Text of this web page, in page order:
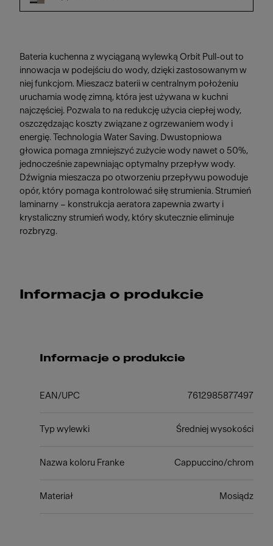
Bateria kuchenna z wyciąganą wylewką Orbit Pull-out to
innowacja w podejściu do wody, dzięki zastosowanym w
niej funkcjom. Mieszacz baterii w centralnym położeniu
uruchamia wodę zimną, która jest używana w kuchni
najczęściej. Pozwala to na redukcję użycia ciepłej wody,
oszczędzając koszty związane z ogrzewaniem wody i
energię. Technologia Water Saving. Dwustopniowa
głowica pomaga zmniejszyć zużycie wody nawet o 50%,
jednocześnie zapewniając optymalny przepływ wody.
Dźwignia mieszacza po otworzeniu przepływu powoduje
opór, który pomaga kontrolować siłę strumienia. Strumień
laminarny – konstrukcja aeratora zapewnia zwarty i
krystaliczny strumień wody, który skutecznie eliminuje
rozbryzg.
Informacja o produkcie
Informacje o produkcie
EAN/UPC 7612985877497
Typ wylewki Średniej wysokości
Nazwa koloru Franke Cappuccino/chrom
Materiał Mosiądz